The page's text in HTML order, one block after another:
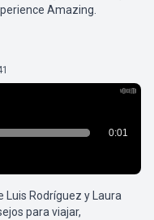
Amazing.
Luis Rodríguez y Laura
para viajar,